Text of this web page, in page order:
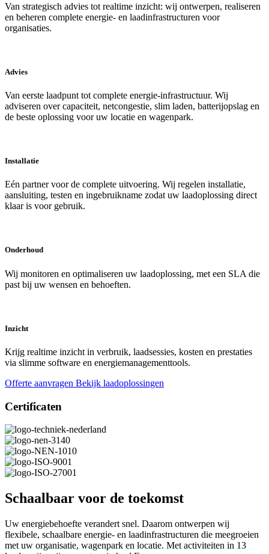
Van strategisch advies tot realtime inzicht: wij ontwerpen, realiseren
en beheren complete energie- en laadinfrastructuren voor
organisaties.
Advies
Van eerste laadpunt tot complete energie-infrastructuur. Wij
adviseren over capaciteit, netcongestie, slim laden, batterijopslag en
de beste oplossing voor uw locatie en wagenpark.
Installatie
Eén partner voor de complete uitvoering. Wij regelen installatie,
aansluiting, testen en ingebruikname zodat uw laadoplossing direct
klaar is voor gebruik.
Onderhoud
Wij monitoren en optimaliseren uw laadoplossing, met een SLA die
past bij uw wensen en behoeften.
Inzicht
Krijg realtime inzicht in verbruik, laadsessies, kosten en prestaties
via slimme software en energiemanagementtools.
Offerte aanvragen Bekijk laadoplossingen
Certificaten
Schaalbaar voor de toekomst
Uw energiebehoefte verandert snel. Daarom ontwerpen wij
flexibele, schaalbare energie- en laadinfrastructuren die meegroeien
met uw organisatie, wagenpark en locatie. Met activiteiten in 13